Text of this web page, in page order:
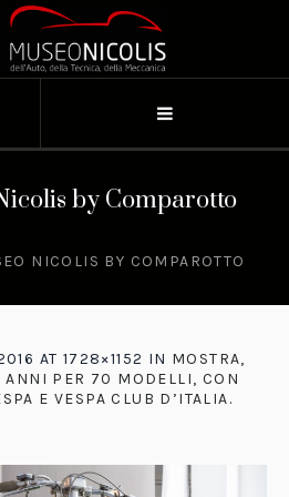
by Comparotto
NICOLIS BY COMPAROTTO
AT 1728×1152 IN MOSTRA,
PER 70 MODELLI, CON
E VESPA CLUB D’ITALIA.